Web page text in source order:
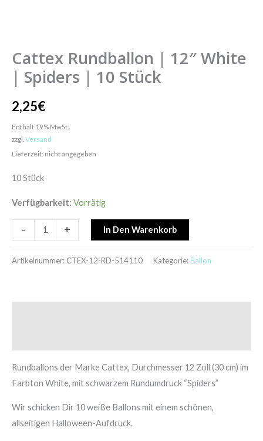
Cattex Rundballon | 12″ White
| Spiders | 10 Stück
2,25€
Enthält 19% MwSt.
zzgl. Versand
Lieferzeit: nicht angegeben
10 Stück
Verfügbarkeit: Vorrätig
- + In Den Warenkorb
Artikelnummer: CTEX-12-RD-514110 Kategorie: Ballon
Rundballons der Marke Cattex, Durchmesser 12 Zoll (30 cm) im
Farbton White, mit schwarzem Rundumdruck “Spiders”
Wir schicken Dir 10 weiße Ballons mit einem schönen,
allseitigen Halloween-Aufdruck.